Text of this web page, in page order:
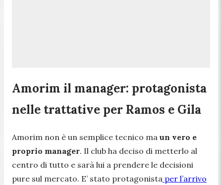
Amorim il manager: protagonista
nelle trattative per Ramos e Gila
Amorim non è un semplice tecnico ma un vero e
proprio manager. Il club ha deciso di metterlo al
centro di tutto e sarà lui a prendere le decisioni
pure sul mercato. E’ stato protagonista per l’arrivo